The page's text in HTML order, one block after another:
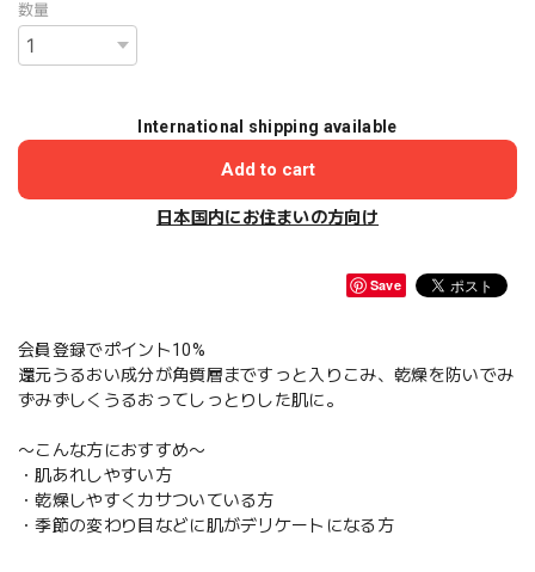
数量
International shipping available
Add to cart
日本国内にお住まいの方向け
Save
会員登録でポイント10%
還元うるおい成分が角質層まですっと入りこみ、乾燥を防いでみ
ずみずしくうるおってしっとりした肌に。
〜こんな方におすすめ〜
・肌あれしやすい方
・乾燥しやすくカサついている方
・季節の変わり目などに肌がデリケートになる方